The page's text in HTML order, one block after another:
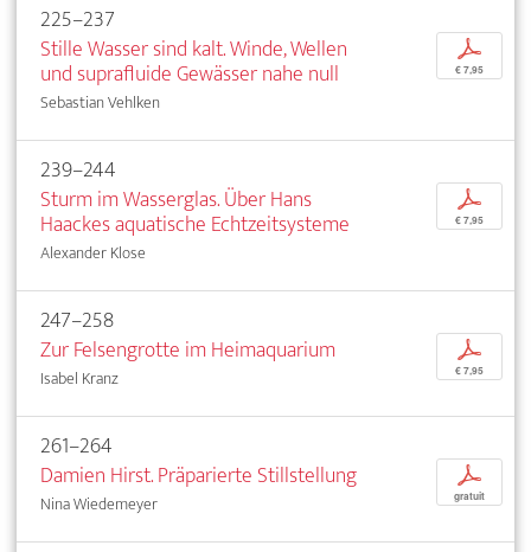
225–237
Stille Wasser sind kalt. Winde, Wellen
und suprafluide Gewässer nahe null
Sebastian Vehlken
p
€ 7,95
239–244
Sturm im Wasserglas. Über Hans
Haackes aquatische Echtzeitsysteme
Alexander Klose
p
€ 7,95
247–258
Zur Felsengrotte im Heimaquarium
Isabel Kranz
p
€ 7,95
261–264
Damien Hirst. Präparierte Stillstellung
Nina Wiedemeyer
p
gratuit